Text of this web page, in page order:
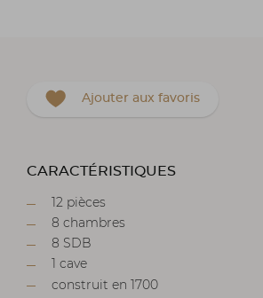
Ajouter aux favoris
CARACTÉRISTIQUES
12 pièces
8 chambres
8 SDB
1 cave
construit en 1700